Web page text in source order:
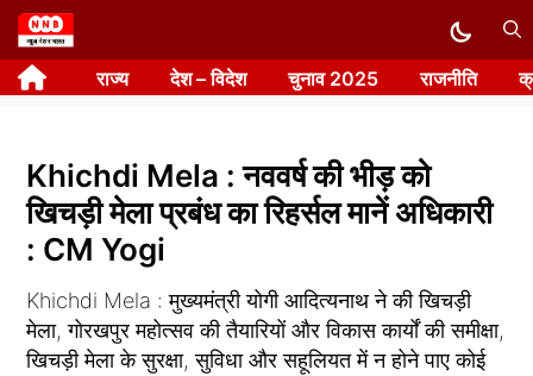
Skip
to
content राज्य देश – विदेश चुनाव 2025 राजनीति
Khichdi Mela : नववर्ष की भीड़ को
खिचड़ी मेला प्रबंध का रिहर्सल मानें अधिकारी
: CM Yogi
Khichdi Mela : मुख्यमंत्री योगी आदित्यनाथ ने की खिचड़ी
मेला, गोरखपुर महोत्सव की तैयारियों और विकास कार्यों की समीक्षा,
खिचड़ी मेला के सुरक्षा, सुविधा और सहूलियत में न होने पाए कोई